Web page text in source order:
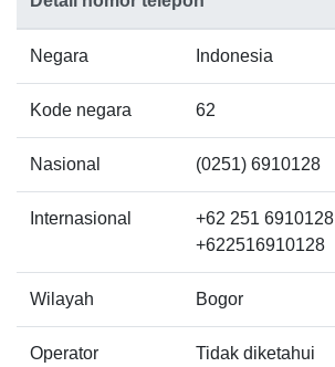
Negara Indonesia
Kode negara 62
Nasional (0251) 6910128
Internasional
+62 251 6910128
+622516910128
Wilayah Bogor
Operator Tidak diketahui